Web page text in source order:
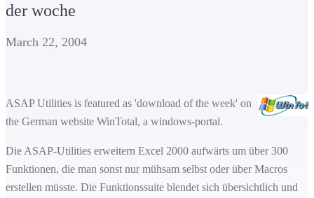
der woche
March 22, 2004
ASAP Utilities is featured as 'download of the week' on
the German website WinTotal, a windows-portal.
Die ASAP-Utilities erweitern Excel 2000 aufwärts um über 300
Funktionen, die man sonst nur mühsam selbst oder über Macros
erstellen müsste. Die Funktionssuite blendet sich übersichtlich und